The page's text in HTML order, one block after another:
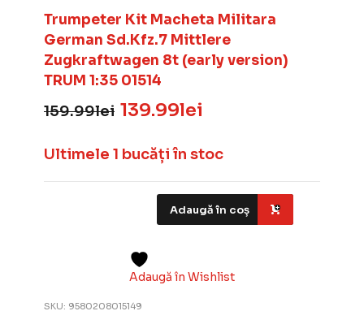
Trumpeter Kit Macheta Militara
German Sd.Kfz.7 Mittlere
Zugkraftwagen 8t (early version)
TRUM 1:35 01514
159.99lei Prețul
fost:
159.99lei.
139.99lei
139.99lei.
Ultimele 1 bucăți în stoc
Adaugă în coș
Adaugă în Wishlist
SKU: 9580208015149